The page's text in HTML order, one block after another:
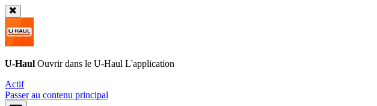
U-Haul Ouvrir dans le U-Haul L'application
Actif
Passer au contenu principal